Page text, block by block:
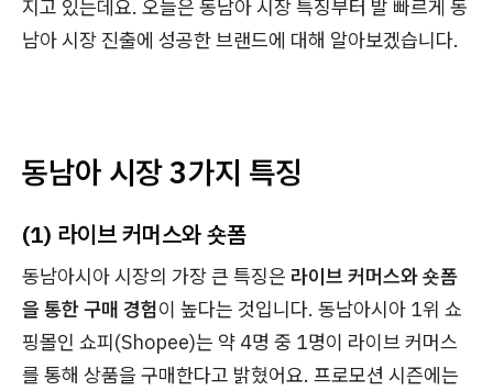
지고 있는데요. 오늘은 동남아 시장 특징부터 발 빠르게 동
남아 시장 진출에 성공한 브랜드에 대해 알아보겠습니다.
동남아 시장 3가지 특징
(1) 라이브 커머스와 숏폼
동남아시아 시장의 가장 큰 특징은 라이브 커머스와 숏폼
을 통한 구매 경험이 높다는 것입니다. 동남아시아 1위 쇼
핑몰인 쇼피(Shopee)는 약 4명 중 1명이 라이브 커머스
를 통해 상품을 구매한다고 밝혔어요. 프로모션 시즌에는